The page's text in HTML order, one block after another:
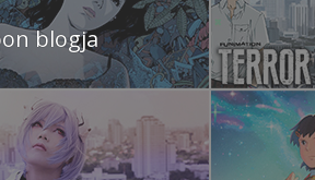
blogja